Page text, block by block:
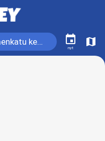
Piiluvankatu-Kivisalmenkatu keskustasta 󰃭
nyt
󰍍